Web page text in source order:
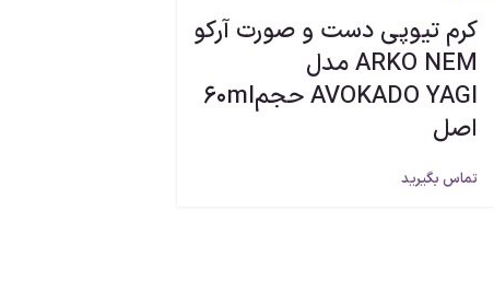
کرم تیوپی دست و صورت آرکو
ARKO NEM مدل
AVOKADO YAGI حجم60ml
اصل
تماس بگیرید